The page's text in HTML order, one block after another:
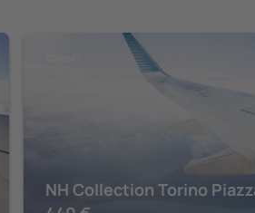
NH Collection Torino